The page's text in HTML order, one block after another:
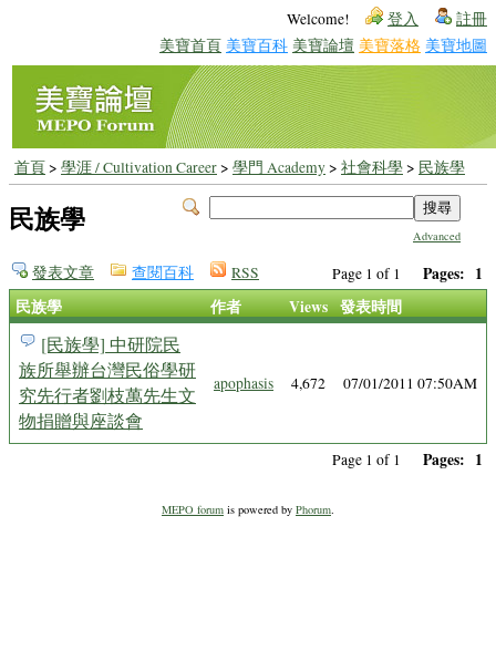
Welcome! 登入 註冊
美寶首頁 美寶百科 美寶論壇 美寶落格 美寶地圖
首頁> 學涯 / Cultivation Career> 學門 Academy> 社會科學> 民族學
Advanced
民族學
Page 1 of 1 Pages: 1
發表文章 查閱百科 RSS
民族學 作者 Views 發表時間
[民族學] 中研院民
族所舉辦台灣民俗學研
究先行者劉枝萬先生文
物捐贈與座談會
apophasis 4,672 07/01/2011 07:50AM
Page 1 of 1 Pages: 1
MEPO forum is powered by Phorum.